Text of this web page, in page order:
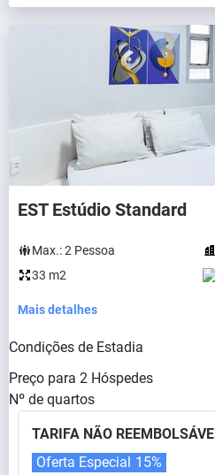
EST Estúdio Standard
Max.:2 Pessoa
33 m2
Mais detalhes
Condições de Estadia
Preço para 2 Hóspedes
Nº de quartos
TARIFA NÃO
Oferta Especial 15%